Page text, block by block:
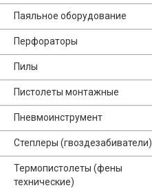
Паяльное оборудование
Перфораторы
Пилы
Пистолеты монтажные
Пневмоинструмент
Степлеры (гвоздезабиватели)
Термопистолеты (фены
технические)